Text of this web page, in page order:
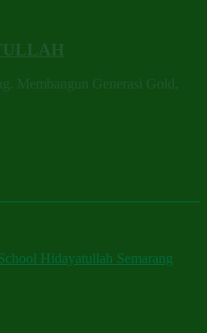
Membangun Generasi Gold,
Hidayatullah Semarang